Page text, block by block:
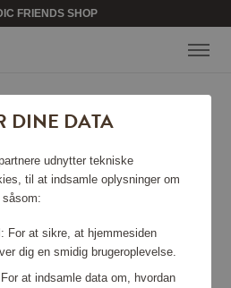
FRIENDS SHOP
/Mepal Cirqula Skålset Nordic White
DINE DATA
udnytter tekniske
til at indsamle oplysninger om
For at sikre, at hjemmesiden
dig en smidig brugeroplevelse.
at indsamle data om, hvordan